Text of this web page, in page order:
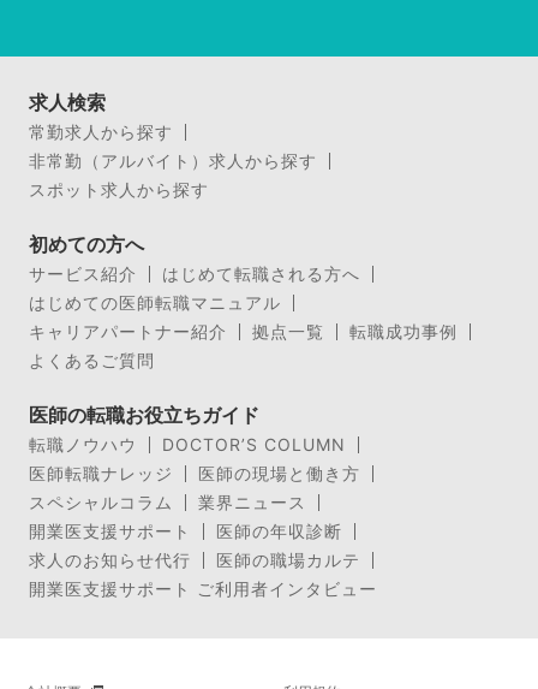
求人検索
常勤求人から探す
非常勤（アルバイト）求人から探す
スポット求人から探す
初めての方へ
サービス紹介
はじめて転職される方へ
はじめての医師転職マニュアル
キャリアパートナー紹介
拠点一覧
転職成功事例
よくあるご質問
医師の転職お役立ちガイド
転職ノウハウ
DOCTOR’S COLUMN
医師転職ナレッジ
医師の現場と働き方
スペシャルコラム
業界ニュース
開業医支援サポート
医師の年収診断
求人のお知らせ代行
医師の職場カルテ
開業医支援サポート ご利用者インタビュー